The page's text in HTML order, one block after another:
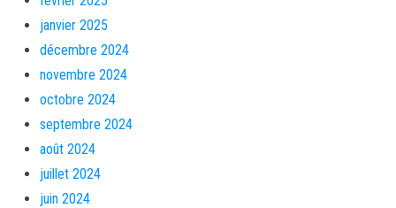
janvier 2025
décembre 2024
novembre 2024
octobre 2024
septembre 2024
août 2024
juillet 2024
juin 2024